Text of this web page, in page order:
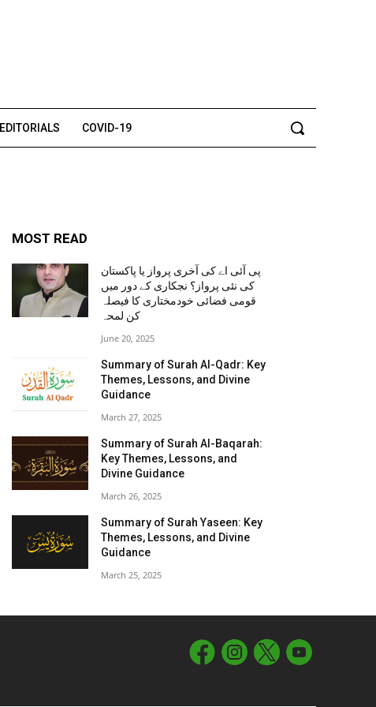
EDITORIALS COVID-19
MOST READ
پی آئی اے کی آخری پرواز یا پاکستان
کی نئی پرواز؟ نجکاری کے دور میں
قومی فضائی خودمختاری کا فیصلہ
کن لمحہ
June 20, 2025
Summary of Surah Al-Qadr: Key
Themes, Lessons, and Divine
Guidance
March 27, 2025
Summary of Surah Al-Baqarah:
Key Themes, Lessons, and
Divine Guidance
March 26, 2025
Summary of Surah Yaseen: Key
Themes, Lessons, and Divine
Guidance
March 25, 2025